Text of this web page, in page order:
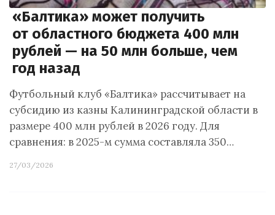
«Балтика» может получить
от областного бюджета 400 млн
рублей — на 50 млн больше, чем
год назад
Футбольный клуб «Балтика» рассчитывает на
субсидию из казны Калининградской области в
размере 400 млн рублей в 2026 году. Для
сравнения: в 2025-м сумма составляла 350…
27/03/2026